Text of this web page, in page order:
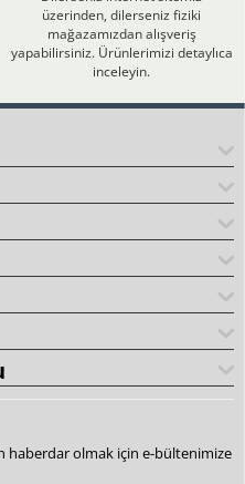
üzerinden, dilerseniz fiziki
mağazamızdan alışveriş
yapabilirsiniz. Ürünlerimizi detaylıca
inceleyin.
haberdar olmak için e-bültenimize